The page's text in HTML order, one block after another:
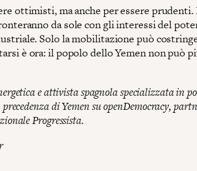
ottimisti, ma anche per essere prudenti.
da sole con gli interessi del
Solo la mobilitazione può
è ora: il popolo dello Yemen non può
e attivista spagnola specializzata in
di Yemen su openDemocracy,
Progressista.